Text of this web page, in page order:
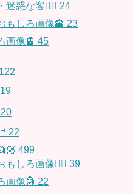
迷惑な客🤦‍♀️ 24
もしろ画像🕋 23
画像🚊 45
122
19
20
22
499
もしろ画像🙅‍♀️ 39
画像🗿 22